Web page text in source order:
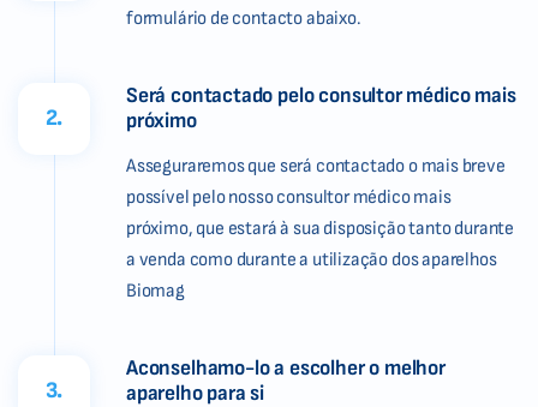
formulário de contacto abaixo.
2.
Será contactado pelo consultor médico mais
próximo
Asseguraremos que será contactado o mais breve
possível pelo nosso consultor médico mais
próximo, que estará à sua disposição tanto durante
a venda como durante a utilização dos aparelhos
Biomag
3.
Aconselhamo-lo a escolher o melhor
aparelho para si